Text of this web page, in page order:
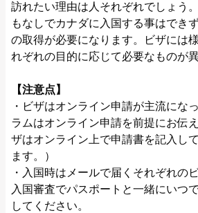
訪れたい理由は人それぞれでしょう
もなしでカナダに入国する事はでき
の取得が必要になります。ビザには
れぞれの目的に応じて必要なものが異
【注意点】
・ビザはオンライン申請が主流にな
ラムはオンライン申請を前提にお伝
ザはオンライン上で申請書を記入し
ます。）
・入国時はメールで届くそれぞれの
入国審査でパスポートと一緒にいつ
してください。